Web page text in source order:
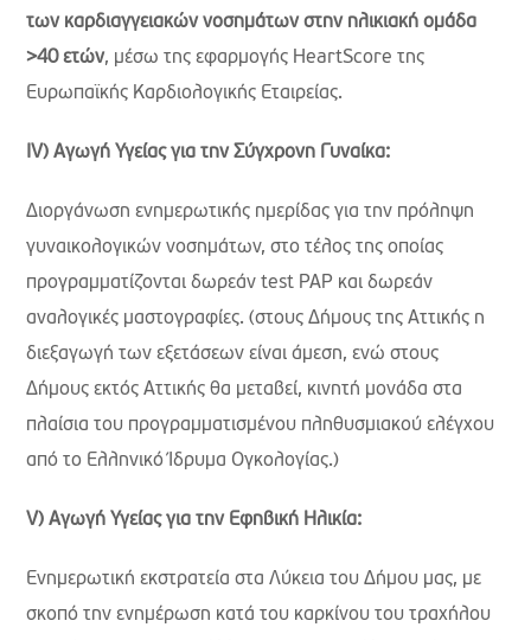
των καρδιαγγειακών νοσημάτων στην ηλικιακή ομάδα
>40 ετών, μέσω της εφαρμογής HeartScore της
Ευρωπαϊκής Καρδιολογικής Εταιρείας.
IV) Αγωγή Υγείας για την Σύγχρονη Γυναίκα:
Διοργάνωση ενημερωτικής ημερίδας για την πρόληψη
γυναικολογικών νοσημάτων, στο τέλος της οποίας
προγραμματίζονται δωρεάν test PAP και δωρεάν
αναλογικές μαστογραφίες. (στους Δήμους της Αττικής η
διεξαγωγή των εξετάσεων είναι άμεση, ενώ στους
Δήμους εκτός Αττικής θα μεταβεί, κινητή μονάδα στα
πλαίσια του προγραμματισμένου πληθυσμιακού ελέγχου
από το Ελληνικό Ίδρυμα Ογκολογίας.)
V) Αγωγή Υγείας για την Εφηβική Ηλικία:
Ενημερωτική εκστρατεία στα Λύκεια του Δήμου μας, με
σκοπό την ενημέρωση κατά του καρκίνου του τραχήλου